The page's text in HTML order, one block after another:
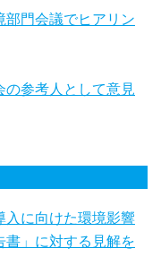
部門会議でヒアリン
の参考人として意見
入に向けた環境影響
書」に対する見解を